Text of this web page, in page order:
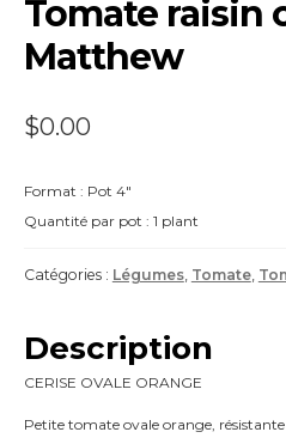
Tomate raisin
Matthew
$0.00
Format : Pot 4″
Quantité par pot : 1 plant
Catégories : Légumes, Tomate,
Description
CERISE OVALE ORANGE
Petite tomate ovale orange,